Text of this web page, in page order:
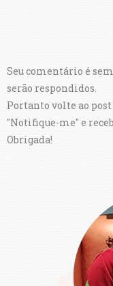
Seu comentário é
serão respondidos.
Portanto volte ao
"Notifique-me" e
Obrigada!